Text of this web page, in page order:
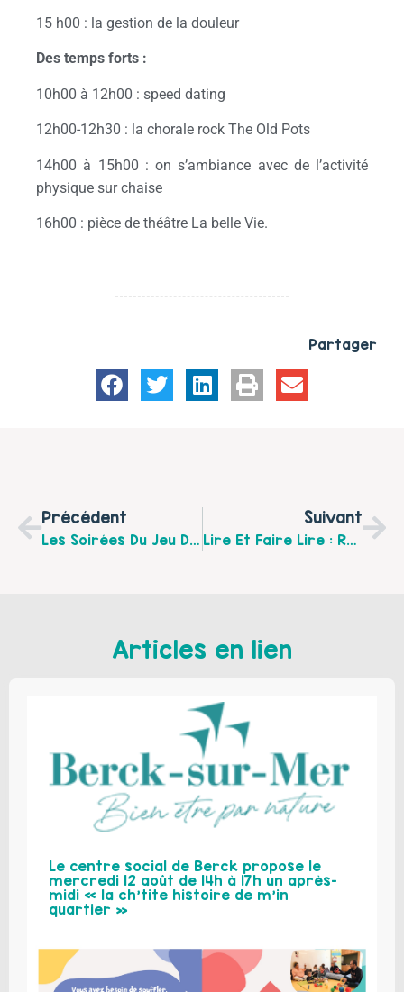
15 h00 : la gestion de la douleur
Des temps forts :
10h00 à 12h00 : speed dating
12h00-12h30 : la chorale rock The Old Pots
14h00 à 15h00 : on s’ambiance avec de l’activité
physique sur chaise
16h00 : pièce de théâtre La belle Vie.
Partager
Précédent
Les Soirées Du Jeu De Décembre À La Ludothèque Du Ternois !
Suivant
Lire Et Faire Lire : Recherche De Bénévoles
Articles en lien
Le centre social de Berck propose le
mercredi 12 août de 14h à 17h un après-
midi « la ch’tite histoire de m’in
quartier »